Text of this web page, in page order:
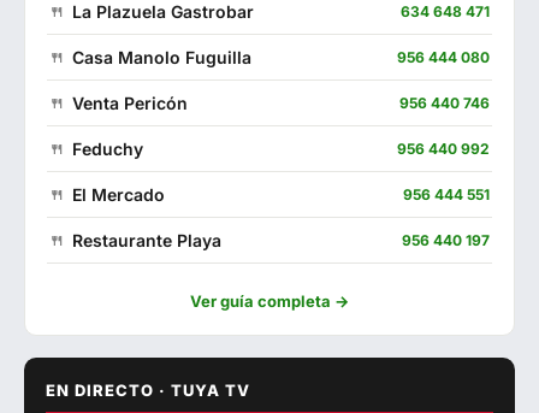
La Plazuela Gastrobar 634 648 471
Casa Manolo Fuguilla 956 444 080
Venta Pericón 956 440 746
Feduchy 956 440 992
El Mercado 956 444 551
Restaurante Playa 956 440 197
Oasis 956 441 127
Ver guía completa →
EN DIRECTO · TUYA TV